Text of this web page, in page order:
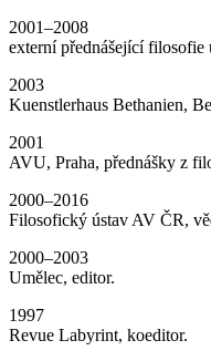
2001–2008
externí přednášející filosofie
2003
Kuenstlerhaus Bethanien,
2001
AVU, Praha, přednášky z
2000–2016
Filosofický ústav AV ČR,
2000–2003
Umělec, editor.
1997
Revue Labyrint, koeditor.